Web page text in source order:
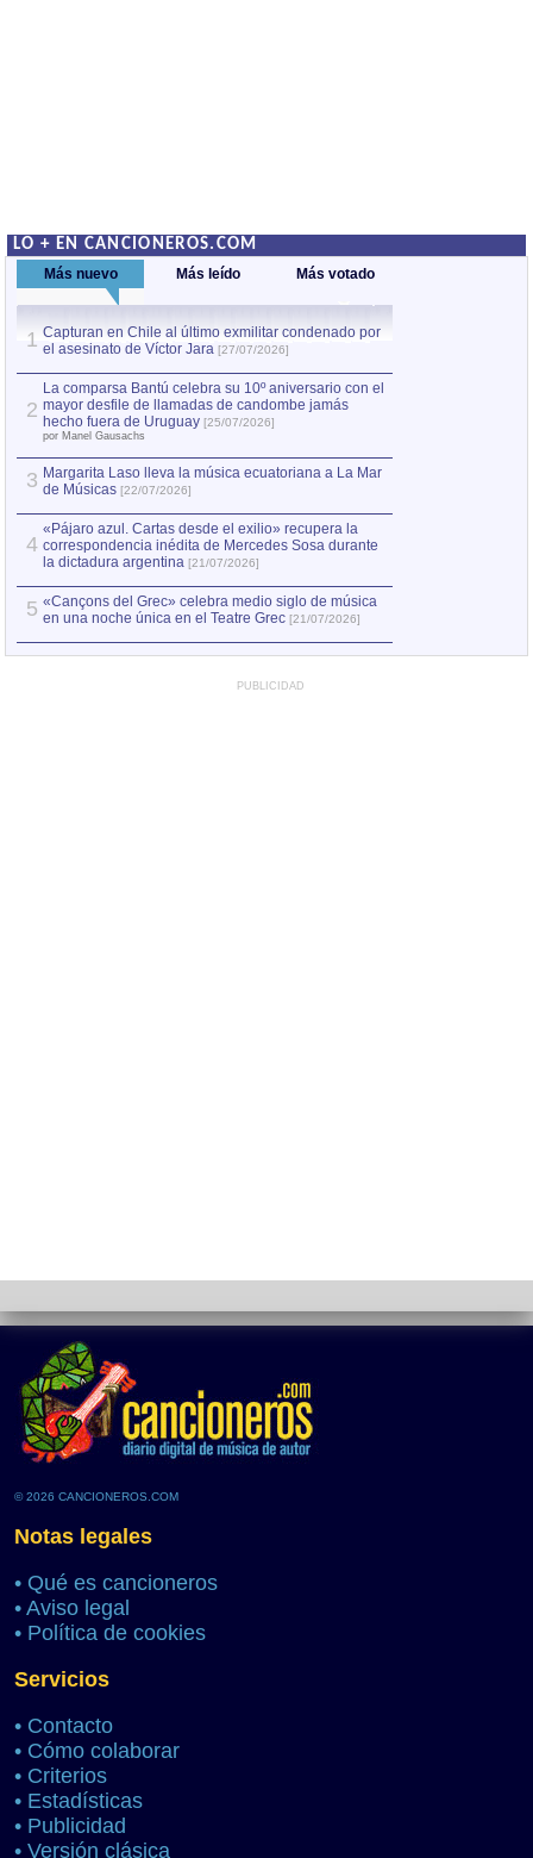
LO + EN CANCIONEROS.COM
Más nuevo Más leído Más votado
1 Capturan en Chile al último exmilitar condenado por
el asesinato de Víctor Jara [27/07/2026]
2
La comparsa Bantú celebra su 10º aniversario con el
mayor desfile de llamadas de candombe jamás
hecho fuera de Uruguay [25/07/2026]
por Manel Gausachs
3 Margarita Laso lleva la música ecuatoriana a La Mar
de Músicas [22/07/2026]
4
«Pájaro azul. Cartas desde el exilio» recupera la
correspondencia inédita de Mercedes Sosa durante
la dictadura argentina [21/07/2026]
5 «Cançons del Grec» celebra medio siglo de música
en una noche única en el Teatre Grec [21/07/2026]
PUBLICIDAD
© 2026 CANCIONEROS.COM
Notas legales
• Qué es cancioneros
• Aviso legal
• Política de cookies
Servicios
• Contacto
• Cómo colaborar
• Criterios
• Estadísticas
• Publicidad
• Versión clásica